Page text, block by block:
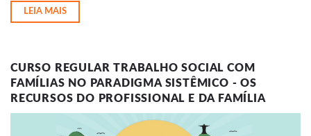
LEIA MAIS
CURSO REGULAR TRABALHO SOCIAL COM
FAMÍLIAS NO PARADIGMA SISTÊMICO - OS
RECURSOS DO PROFISSIONAL E DA FAMÍLIA